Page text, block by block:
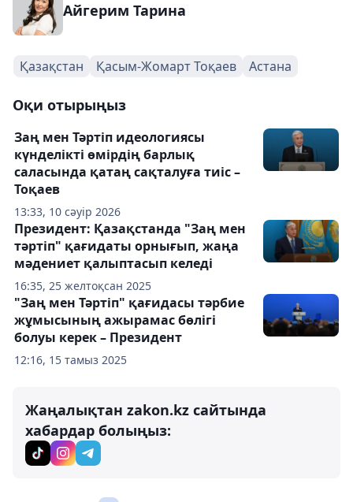
Айгерим Тарина
Қазақстан Қасым-Жомарт Тоқаев Астана
Оқи отырыңыз
13:33, 10 сәуір 2026
Заң мен Тәртіп идеологиясы
күнделікті өмірдің барлық
саласында қатаң сақталуға тиіс –
Тоқаев
16:35, 25 желтоқсан 2025
Президент: Қазақстанда "Заң мен
тәртіп" қағидаты орнығып, жаңа
мәдениет қалыптасып келеді
12:16, 15 тамыз 2025
"Заң мен Тәртіп" қағидасы тәрбие
жұмысының ажырамас бөлігі
болуы керек – Президент
Жаңалықтан zakon.kz сайтында
хабардар болыңыз: